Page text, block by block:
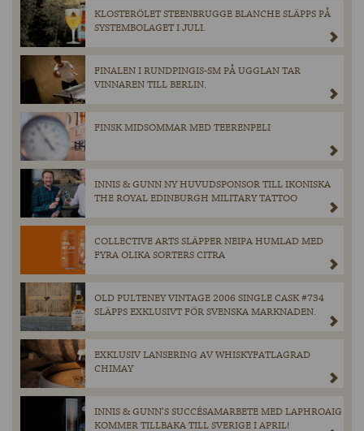
KLOSTERÖLET STEENBRUGGE BLANCHE SLÄPPS PÅ
SYSTEMBOLAGET I JULI.
FINALEN I RUNDPINGIS-SM PÅ UGGLAN TAR
VINNAREN TILL BERLIN.
FINSK MIDSOMMAR MED TEERENPELI
INNIS & GUNN NY HUVUDSPONSOR TILL IKONISKA
THE ROYAL EDINBURGH MILITARY TATTOO
COLLECTIVE ARTS SLÄPPER NEIPA HUMLAD MED
FYRA OLIKA SORTERS CITRA
OLD PULTENEY VINTAGE 2006 SINGLE CASK #734
SLÄPPS EXKLUSIVT FÖR SVENSKA MARKNADEN.
EXKLUSIV LANSERING AV WHISKYFATLAGRAD
CHIMAY
INNIS & GUNN’S SUCCÉSAMARBETE MED LAPHROAIG
KOMMER TILLBAKA TILL SVERIGE I APRIL!